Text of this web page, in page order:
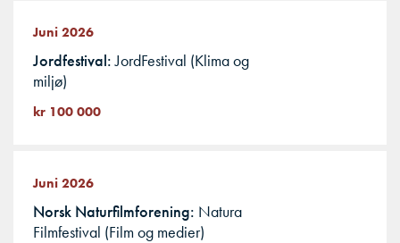
Juni 2026
Jordfestival JordFestival (Klima og
miljø)
kr 100 000
Juni 2026
Norsk Naturfilmforening Natura
Filmfestival (Film og medier)